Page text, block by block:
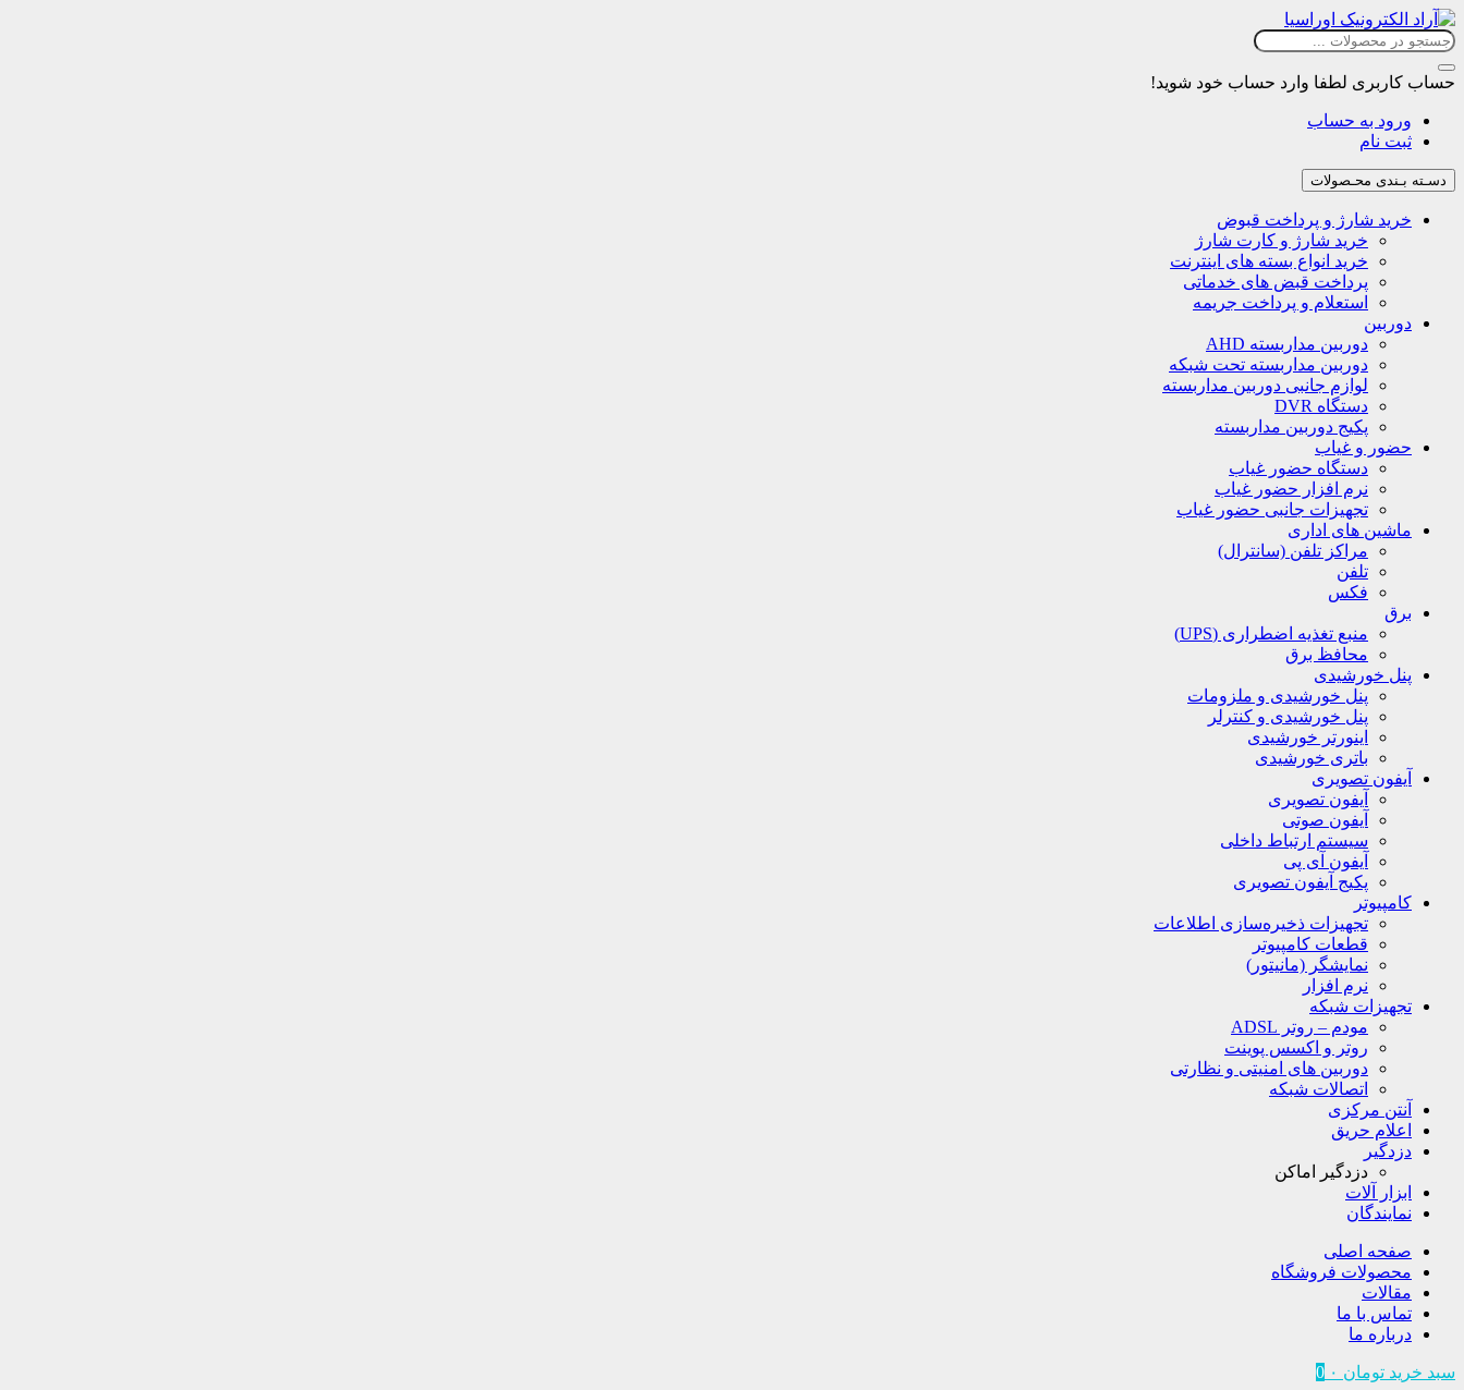
حساب کاربری لطفا وارد حساب خود شوید!
ورود به حساب
ثبت نام
دسـته بـندی محـصولات
خرید شارژ و پرداخت قبوض
خرید شارژ و کارت شارژ
خرید انواع بسته های اینترنت
پرداخت قبض های خدماتی
استعلام و پرداخت جریمه
دوربین
دوربین مداربسته AHD
دوربین مداربسته تحت شبکه
لوازم جانبی دوربین مداربسته
دستگاه DVR
پکیج دوربین مداربسته
حضور و غیاب
دستگاه حضور غیاب
نرم افزار حضور غیاب
تجهیزات جانبی حضور غیاب
ماشین های اداری
مراکز تلفن (سانترال)
تلفن
فکس
برق
منبع تغذیه اضطراری (UPS)
محافظ برق
پنل خورشیدی
پنل خورشیدی و ملزومات
پنل خورشیدی و کنترلر
اینورتر خورشیدی
باتری خورشیدی
آیفون تصویری
آیفون تصویری
آیفون صوتی
سیستم ارتباط داخلی
آیفون آی پی
پکیج آیفون تصویری
کامپیوتر
تجهیزات ذخیره‌سازی اطلاعات
قطعات کامپیوتر
نمایشگر (مانیتور)
نرم افزار
تجهیزات شبکه
مودم – روتر ADSL
روتر و اکسس پوینت
دوربین های امنیتی و نظارتی
اتصالات شبکه
آنتن مرکزی
اعلام حریق
دزدگیر
دزدگیر اماکن
ابزار آلات
نمایندگان
صفحه اصلی
محصولات فروشگاه
مقالات
تماس با ما
درباره ما
سبد خرید تومان 0